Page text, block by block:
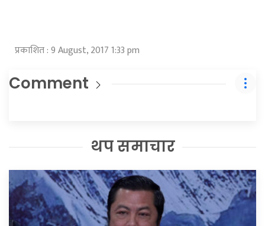
प्रकाशित : 9 August, 2017 1:33 pm
Comment
थप समाचार